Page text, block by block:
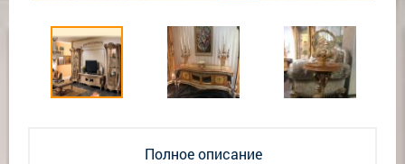
Полное описание